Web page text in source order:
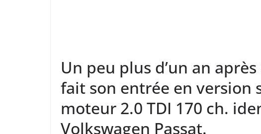
Un peu plus d’un an
fait son entrée en version
moteur 2.0 TDI 170 ch.
Volkswagen Passat.